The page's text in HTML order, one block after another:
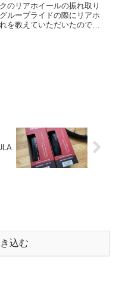
のリアホイールの振れ取り
ループライドの際にリアホ
を教えていただいたので修
込む